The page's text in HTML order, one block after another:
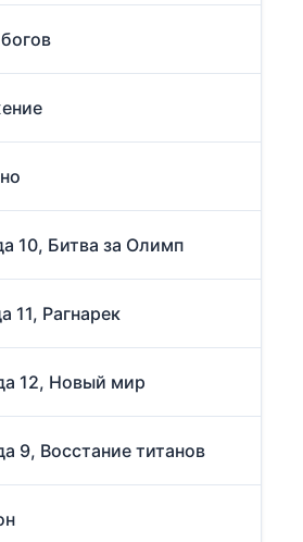
10, Битва за Олимп
11, Рагнарек
12, Новый мир
9, Восстание титанов